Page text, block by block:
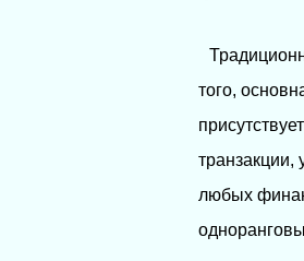
того,
любых